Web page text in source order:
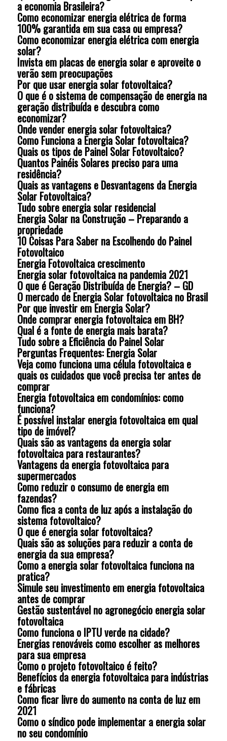
a economia Brasileira?
Como economizar energia elétrica de forma
100% garantida em sua casa ou empresa?
Como economizar energia elétrica com energia
solar?
Invista em placas de energia solar e aproveite o
verão sem preocupações
Por que usar energia solar fotovoltaica?
O que é o sistema de compensação de energia na
geração distribuída e descubra como
economizar?
Onde vender energia solar fotovoltaica?
Como Funciona a Energia Solar fotovoltaica?
Quais os tipos de Painel Solar Fotovoltaico?
Quantos Painéis Solares preciso para uma
residência?
Quais as vantagens e Desvantagens da Energia
Solar Fotovoltaica?
Tudo sobre energia solar residencial
Energia Solar na Construção – Preparando a
propriedade
10 Coisas Para Saber na Escolhendo do Painel
Fotovoltaico
Energia Fotovoltaica crescimento
Energia solar fotovoltaica na pandemia 2021
O que é Geração Distribuída de Energia? – GD
O mercado de Energia Solar fotovoltaica no Brasil
Por que investir em Energia Solar?
Onde comprar energia fotovoltaica em BH?
Qual é a fonte de energia mais barata?
Tudo sobre a Eficiência do Painel Solar
Perguntas Frequentes: Energia Solar
Veja como funciona uma célula fotovoltaica e
quais os cuidados que você precisa ter antes de
comprar
Energia fotovoltaica em condomínios: como
funciona?
É possível instalar energia fotovoltaica em qual
tipo de imóvel?
Quais são as vantagens da energia solar
fotovoltaica para restaurantes?
Vantagens da energia fotovoltaica para
supermercados
Como reduzir o consumo de energia em
fazendas?
Como fica a conta de luz após a instalação do
sistema fotovoltaico?
O que é energia solar fotovoltaica?
Quais são as soluções para reduzir a conta de
energia da sua empresa?
Como a energia solar fotovoltaica funciona na
pratica?
Simule seu investimento em energia fotovoltaica
antes de comprar
Gestão sustentável no agronegócio energia solar
fotovoltaica
Como funciona o IPTU verde na cidade?
Energias renováveis como escolher as melhores
para sua empresa
Como o projeto fotovoltaico é feito?
Benefícios da energia fotovoltaica para indústrias
e fábricas
Como ficar livre do aumento na conta de luz em
2021
Como o síndico pode implementar a energia solar
no seu condomínio